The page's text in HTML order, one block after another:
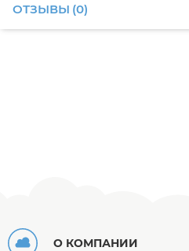
ОТЗЫВЫ (0)
О КОМПАНИИ